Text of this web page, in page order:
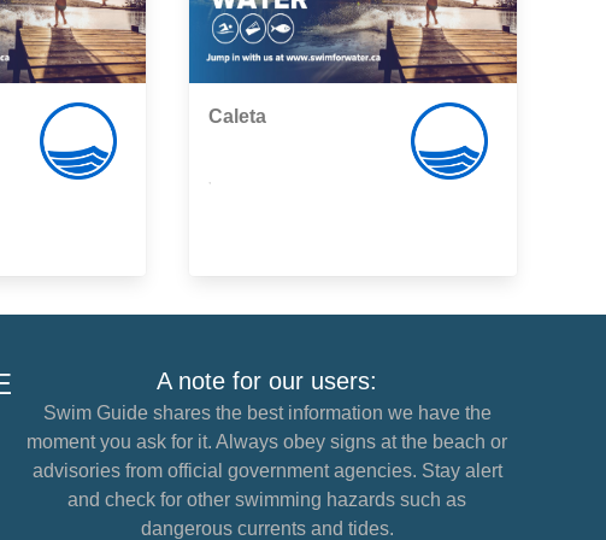
Caleta
A note for our users:
Swim Guide shares the best information we have the
moment you ask for it. Always obey signs at the beach or
advisories from official government agencies. Stay alert
and check for other swimming hazards such as
dangerous currents and tides.